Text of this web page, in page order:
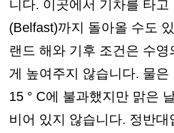
니다. 이곳에서 기차를 타고
(Belfast)까지 돌아올 수도
랜드 해와 기후 조건은 수영
게 높여주지 않습니다. 물은
15 ° C에 불과했지만 맑은
비어 있지 않습니다. 정반